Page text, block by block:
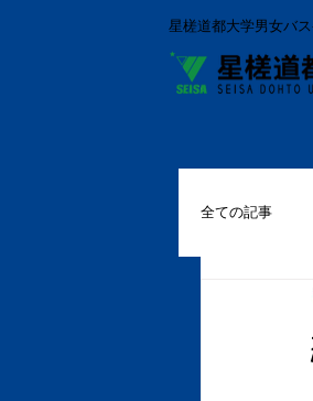
星槎道都大学男女バ
全ての記事